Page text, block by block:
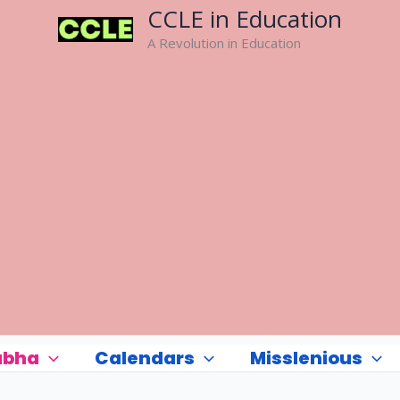
CCLE in Education
A Revolution in Education
Calendars Misslenious